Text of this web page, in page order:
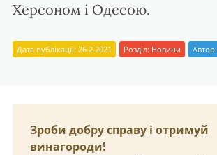
Херсоном і Одесою.
Дата публікації: 26.2.2021 Розділ: Новини Автор:
Зроби добру справу і отримуй
винагороди!